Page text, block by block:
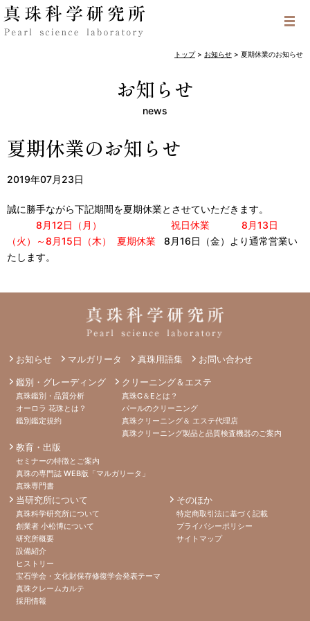
トップ> お知らせ > 夏期休業のお知らせ
お知らせ
news
夏期休業のお知らせ
2019年07月23日
誠に勝手ながら下記期間を夏期休業とさせていただきます。
8月12日（月） 祝日休業
8月13日
（火）～8月15日（木） 夏期休業 8月16日（金）より通常営業い
たします。
お知らせ マルガリータ 真珠用語集 お問い合わせ
鑑別・グレーディング
真珠鑑別・品質分析
オーロラ 花珠とは？
鑑別鑑定規約
クリーニング＆エステ
真珠C＆Eとは？
パールのクリーニング
真珠クリーニング＆ エステ代理店
真珠クリーニング製品と品質検査機器のご案内
教育・出版
セミナーの特徴とご案内
真珠の専門誌 WEB版「マルガリータ」
真珠専門書
当研究所について
真珠科学研究所について
創業者 小松博について
研究所概要
設備紹介
ヒストリー
宝石学会・文化財保存修復学会発表テーマ
真珠クレームカルテ
採用情報
そのほか
特定商取引法に基づく記載
プライバシーポリシー
サイトマップ